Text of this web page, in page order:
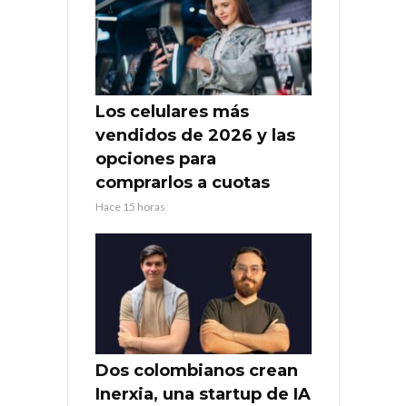
Los celulares más
vendidos de 2026 y las
opciones para
comprarlos a cuotas
Hace 15 horas
Dos colombianos crean
Inerxia, una startup de IA